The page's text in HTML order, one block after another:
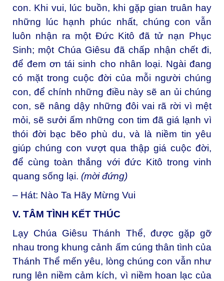
con. Khi vui, lúc buồn, khi gặp gian truân hay
những lúc hạnh phúc nhất, chúng con vẫn
luôn nhận ra một Đức Kitô đã tử nạn Phục
Sinh; một Chúa Giêsu đã chấp nhận chết đi,
để đem ơn tái sinh cho nhân loại. Ngài đang
có mặt trong cuộc đời của mỗi người chúng
con, để chính những điều này sẽ an ủi chúng
con, sẽ nâng dậy những đôi vai rã rời vì mệt
mỏi, sẽ sưởi ấm những con tim đã giá lạnh vì
thói đời bạc bẽo phù du, và là niềm tin yêu
giúp chúng con vượt qua thập giá cuộc đời,
để cùng toàn thắng với đức Kitô trong vinh
quang sống lại. (mời đứng)
– Hát: Nào Ta Hãy Mừng Vui
V. TÂM TÌNH KẾT THÚC
Lạy Chúa Giêsu Thánh Thể, được gặp gỡ
nhau trong khung cảnh ấm cúng thân tình của
Thánh Thể mến yêu, lòng chúng con vẫn như
rung lên niềm cảm kích, vì niềm hoan lạc của